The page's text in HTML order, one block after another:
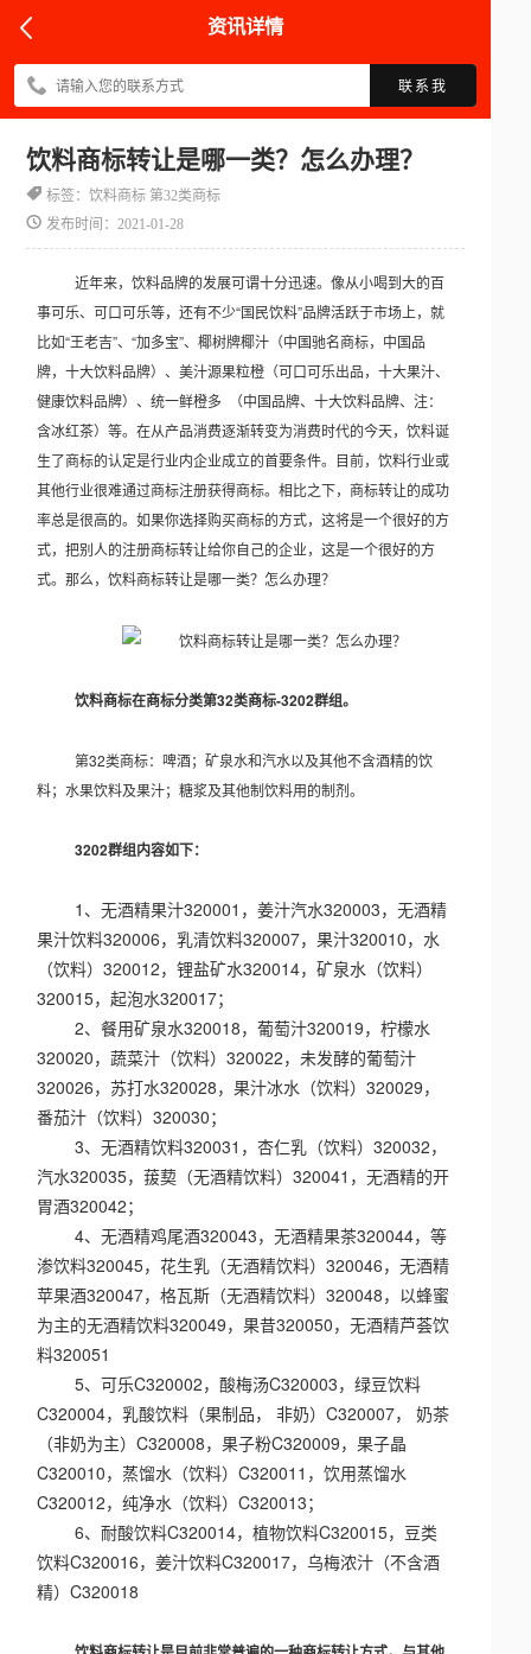
资讯详情
联系我
饮料商标转让是哪一类？怎么办理？
标签：饮料商标 第32类商标
发布时间：2021-01-28
近年来，饮料品牌的发展可谓十分迅速。像从小喝到大的百
事可乐、可口可乐等，还有不少“国民饮料”品牌活跃于市场上，就
比如“王老吉”、“加多宝”、椰树牌椰汁（中国驰名商标，中国品
牌，十大饮料品牌）、美汁源果粒橙（可口可乐出品，十大果汁、
健康饮料品牌）、统一鲜橙多 （中国品牌、十大饮料品牌、注：
含冰红茶）等。在从产品消费逐渐转变为消费时代的今天，饮料诞
生了商标的认定是行业内企业成立的首要条件。目前，饮料行业或
其他行业很难通过商标注册获得商标。相比之下，商标转让的成功
率总是很高的。如果你选择购买商标的方式，这将是一个很好的方
式，把别人的注册商标转让给你自己的企业，这是一个很好的方
式。那么，饮料商标转让是哪一类？怎么办理？
饮料商标在商标分类第32类商标-3202群组。
第32类商标：啤酒；矿泉水和汽水以及其他不含酒精的饮
料；水果饮料及果汁；糖浆及其他制饮料用的制剂。
3202群组内容如下：
1、无酒精果汁320001，姜汁汽水320003，无酒精
果汁饮料320006，乳清饮料320007，果汁320010，水
（饮料）320012，锂盐矿水320014，矿泉水（饮料）
320015，起泡水320017；
2、餐用矿泉水320018，葡萄汁320019，柠檬水
320020，蔬菜汁（饮料）320022，未发酵的葡萄汁
320026，苏打水320028，果汁冰水（饮料）320029，
番茄汁（饮料）320030；
3、无酒精饮料320031，杏仁乳（饮料）320032，
汽水320035，菝葜（无酒精饮料）320041，无酒精的开
胃酒320042；
4、无酒精鸡尾酒320043，无酒精果茶320044，等
渗饮料320045，花生乳（无酒精饮料）320046，无酒精
苹果酒320047，格瓦斯（无酒精饮料）320048，以蜂蜜
为主的无酒精饮料320049，果昔320050，无酒精芦荟饮
料320051
5、可乐C320002，酸梅汤C320003，绿豆饮料
C320004，乳酸饮料（果制品， 非奶）C320007， 奶茶
（非奶为主）C320008，果子粉C320009，果子晶
C320010，蒸馏水（饮料）C320011，饮用蒸馏水
C320012，纯净水（饮料）C320013；
6、耐酸饮料C320014，植物饮料C320015，豆类
饮料C320016，姜汁饮料C320017，乌梅浓汁（不含酒
精）C320018